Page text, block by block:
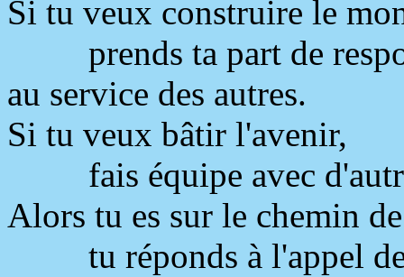
Si tu veux construire le
prends ta part de
au service des autres.
Si tu veux bâtir l'avenir,
fais équipe avec
Alors tu es sur le chemin
tu réponds à l'appel